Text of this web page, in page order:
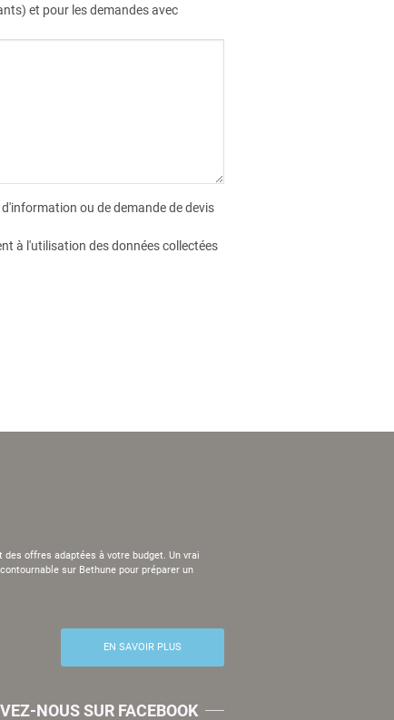
et pour les demandes avec
ou de demande de devis
à l'utilisation des données collectées
offres adaptées à votre budget. Un vrai
sur Bethune pour préparer un
EN SAVOIR PLUS
NOUS SUR FACEBOOK